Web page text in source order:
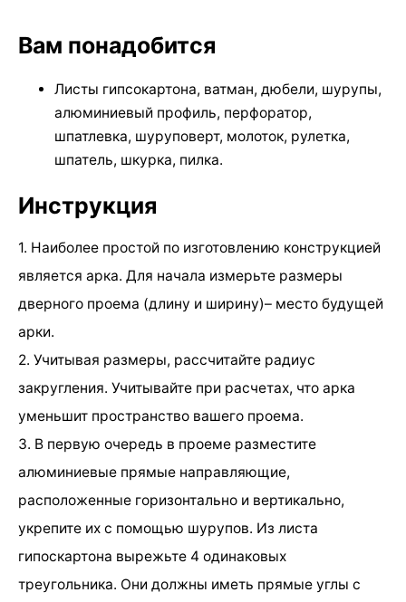
Вам понадобится
Листы гипсокартона, ватман, дюбели, шурупы,
алюминиевый профиль, перфоратор,
шпатлевка, шуруповерт, молоток, рулетка,
шпатель, шкурка, пилка.
Инструкция
1. Наиболее простой по изготовлению конструкцией
является арка. Для начала измерьте размеры
дверного проема (длину и ширину)– место будущей
арки.
2. Учитывая размеры, рассчитайте радиус
закругления. Учитывайте при расчетах, что арка
уменьшит пространство вашего проема.
3. В первую очередь в проеме разместите
алюминиевые прямые направляющие,
расположенные горизонтально и вертикально,
укрепите их с помощью шурупов. Из листа
гипоскартона вырежьте 4 одинаковых
треугольника. Они должны иметь прямые углы с